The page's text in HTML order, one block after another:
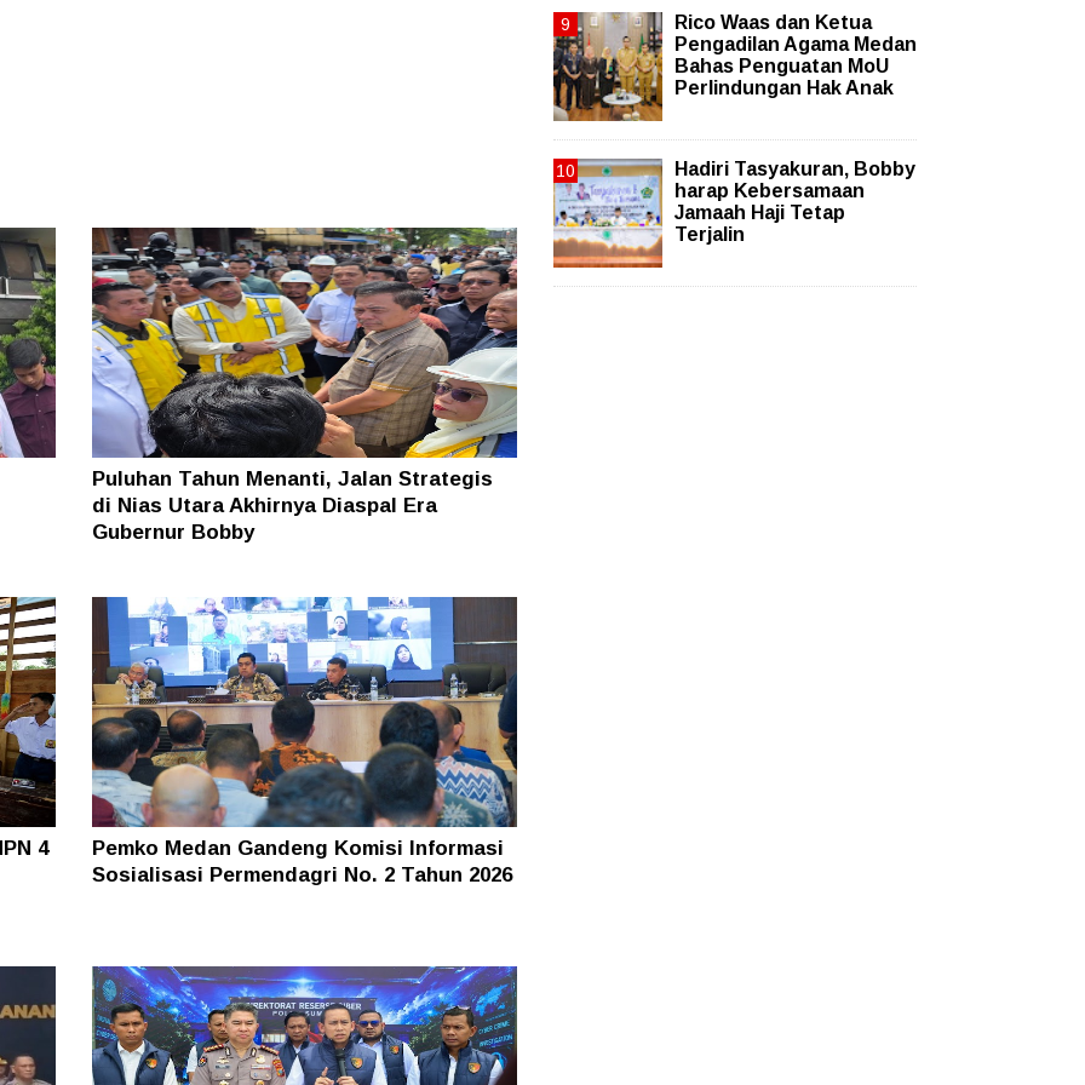
Puluhan Tahun Menanti, Jalan Strategis
di Nias Utara Akhirnya Diaspal Era
Gubernur Bobby
4
Pemko Medan Gandeng Komisi Informasi
Sosialisasi Permendagri No. 2 Tahun 2026
Rico Waas dan Ketua
Pengadilan Agama Medan
Bahas Penguatan MoU
Perlindungan Hak Anak
Hadiri Tasyakuran, Bobby
harap Kebersamaan
Jamaah Haji Tetap
Terjalin